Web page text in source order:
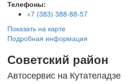
Телефоны:
+7 (383) 388-88-57
Показать на карте
Подробная информация
Советский район
Автосервис на Кутателадзе